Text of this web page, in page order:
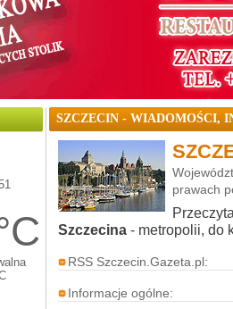
SZCZECIN - WIADOMOŚCI,
prawach
Szczecina - metropolii, do
RSS Szczecin.Gazeta.pl:
Informacje ogólne: